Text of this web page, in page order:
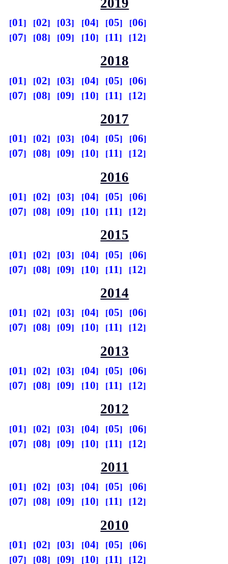
01 02 03 04 05
06
07
08 09 10 11 12
2018
01 02 03 04 05
06
07
08 09 10 11 12
2017
01 02 03 04 05
06
07
08 09 10 11 12
2016
01 02 03 04 05
06
07
08 09 10 11 12
2015
01 02 03 04 05
06
07
08 09 10 11 12
2014
01 02 03 04 05
06
07
08 09 10 11 12
2013
01 02 03 04 05
06
07
08 09 10 11 12
2012
01 02 03 04 05
06
07
08 09 10 11 12
2011
01 02 03 04 05
06
07
08 09 10 11 12
2010
01 02 03 04 05
06
07
08 09 10 11 12